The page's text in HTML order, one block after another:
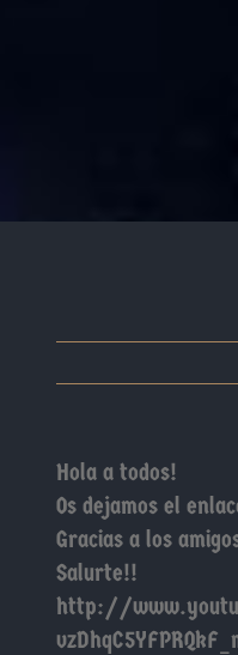
Hola a todos!
Os dejamos el
Gracias a los
Salurte!!
http://